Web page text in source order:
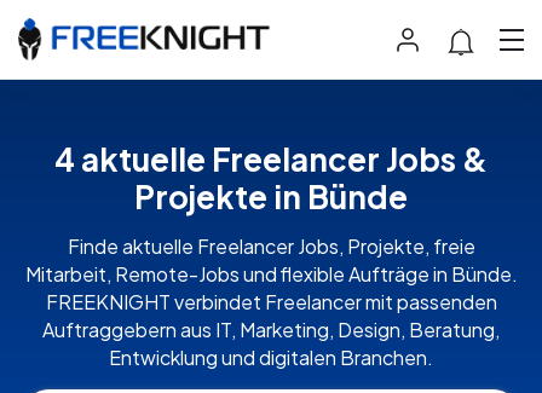
4 aktuelle Freelancer Jobs &
Projekte in Bünde
Finde aktuelle Freelancer Jobs, Projekte, freie
Mitarbeit, Remote-Jobs und flexible Aufträge in Bünde.
FREEKNIGHT verbindet Freelancer mit passenden
Auftraggebern aus IT, Marketing, Design, Beratung,
Entwicklung und digitalen Branchen.